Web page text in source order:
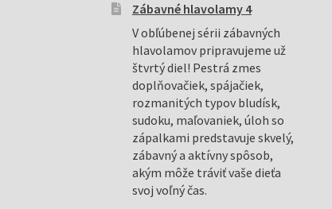
Zábavné hlavolamy 4
V obľúbenej sérii zábavných
hlavolamov pripravujeme už
štvrtý diel! Pestrá zmes
doplňovačiek, spájačiek,
rozmanitých typov bludísk,
sudoku, maľovaniek, úloh so
zápalkami predstavuje skvelý,
zábavný a aktívny spôsob,
akým môže tráviť vaše dieťa
svoj voľný čas.